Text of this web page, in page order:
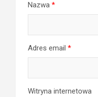
Nazwa *
Adres email *
Witryna internetowa